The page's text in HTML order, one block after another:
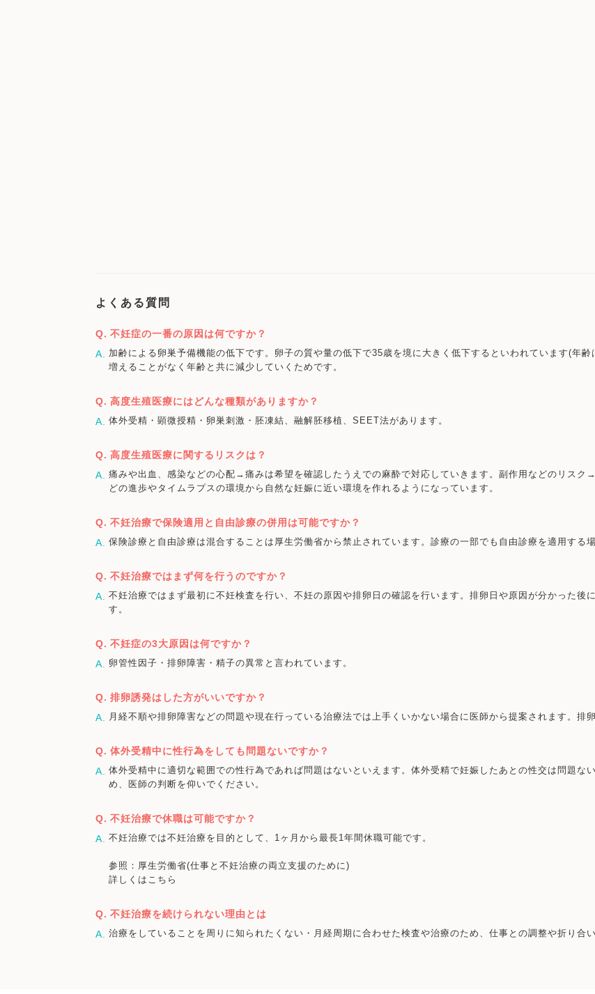
よくある質問
不妊症の一番の原因は何ですか？
加齢による卵巣予備機能の低下です。卵子の質や量の低下で35歳を境に大きく低下するといわれています(年
増えることがなく年齢と共に減少していくためです。
高度生殖医療にはどんな種類がありますか？
体外受精・顕微授精・卵巣刺激・胚凍結、融解胚移植、SEET法があります。
高度生殖医療に関するリスクは？
痛みや出血、感染などの心配→痛みは希望を確認したうえでの麻酔で対応していきます。副作用などのリスク
どの進歩やタイムラプスの環境から自然な妊娠に近い環境を作れるようになっています。
不妊治療で保険適用と自由診療の併用は可能ですか？
保険診療と自由診療は混合することは厚生労働省から禁止されています。診療の一部でも自由診療を適用する
不妊治療ではまず何を行うのですか？
不妊治療ではまず最初に不妊検査を行い、不妊の原因や排卵日の確認を行います。排卵日や原因が分かった後
す。
不妊症の3大原因は何ですか？
卵管性因子・排卵障害・精子の異常と言われています。
排卵誘発はした方がいいですか？
月経不順や排卵障害などの問題や現在行っている治療法では上手くいかない場合に医師から提案されます。排
体外受精中に性行為をしても問題ないですか？
体外受精中に適切な範囲での性行為であれば問題はないといえます。体外受精で妊娠したあとの性交は問題な
め、医師の判断を仰いでください。
不妊治療で休職は可能ですか？
不妊治療では不妊治療を目的として、1ヶ月から最長1年間休職可能です。
参照：厚生労働省(仕事と不妊治療の両立支援のために)
詳しくはこちら
不妊治療を続けられない理由とは
治療をしていることを周りに知られたくない・月経周期に合わせた検査や治療のため、仕事との調整や折り合